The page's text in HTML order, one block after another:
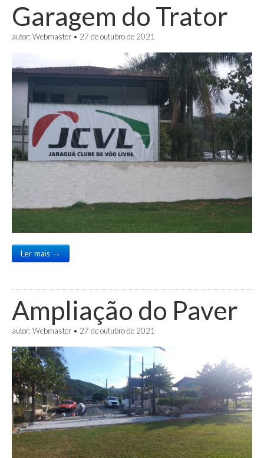
Garagem do Trator
autor: Webmaster • 27 de outubro de 2021
Ler mais →
Ampliação do Paver
autor: Webmaster • 27 de outubro de 2021